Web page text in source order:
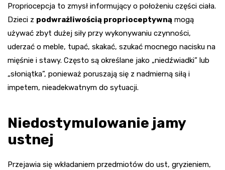
Propriocepcja to zmysł informujący o położeniu części ciała.
Dzieci z podwrażliwością proprioceptywną mogą
używać zbyt dużej siły przy wykonywaniu czynności,
uderzać o meble, tupać, skakać, szukać mocnego nacisku na
mięśnie i stawy. Często są określane jako „niedźwiadki” lub
„słoniątka”, ponieważ poruszają się z nadmierną siłą i
impetem, nieadekwatnym do sytuacji.
Niedostymulowanie jamy
ustnej
Przejawia się wkładaniem przedmiotów do ust, gryzieniem,